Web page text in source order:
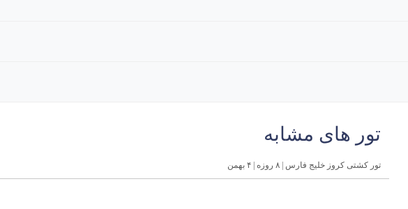
تور های مشابه
تور کشتی کروز خلیج فارس | ۸ روزه | ۴ بهمن